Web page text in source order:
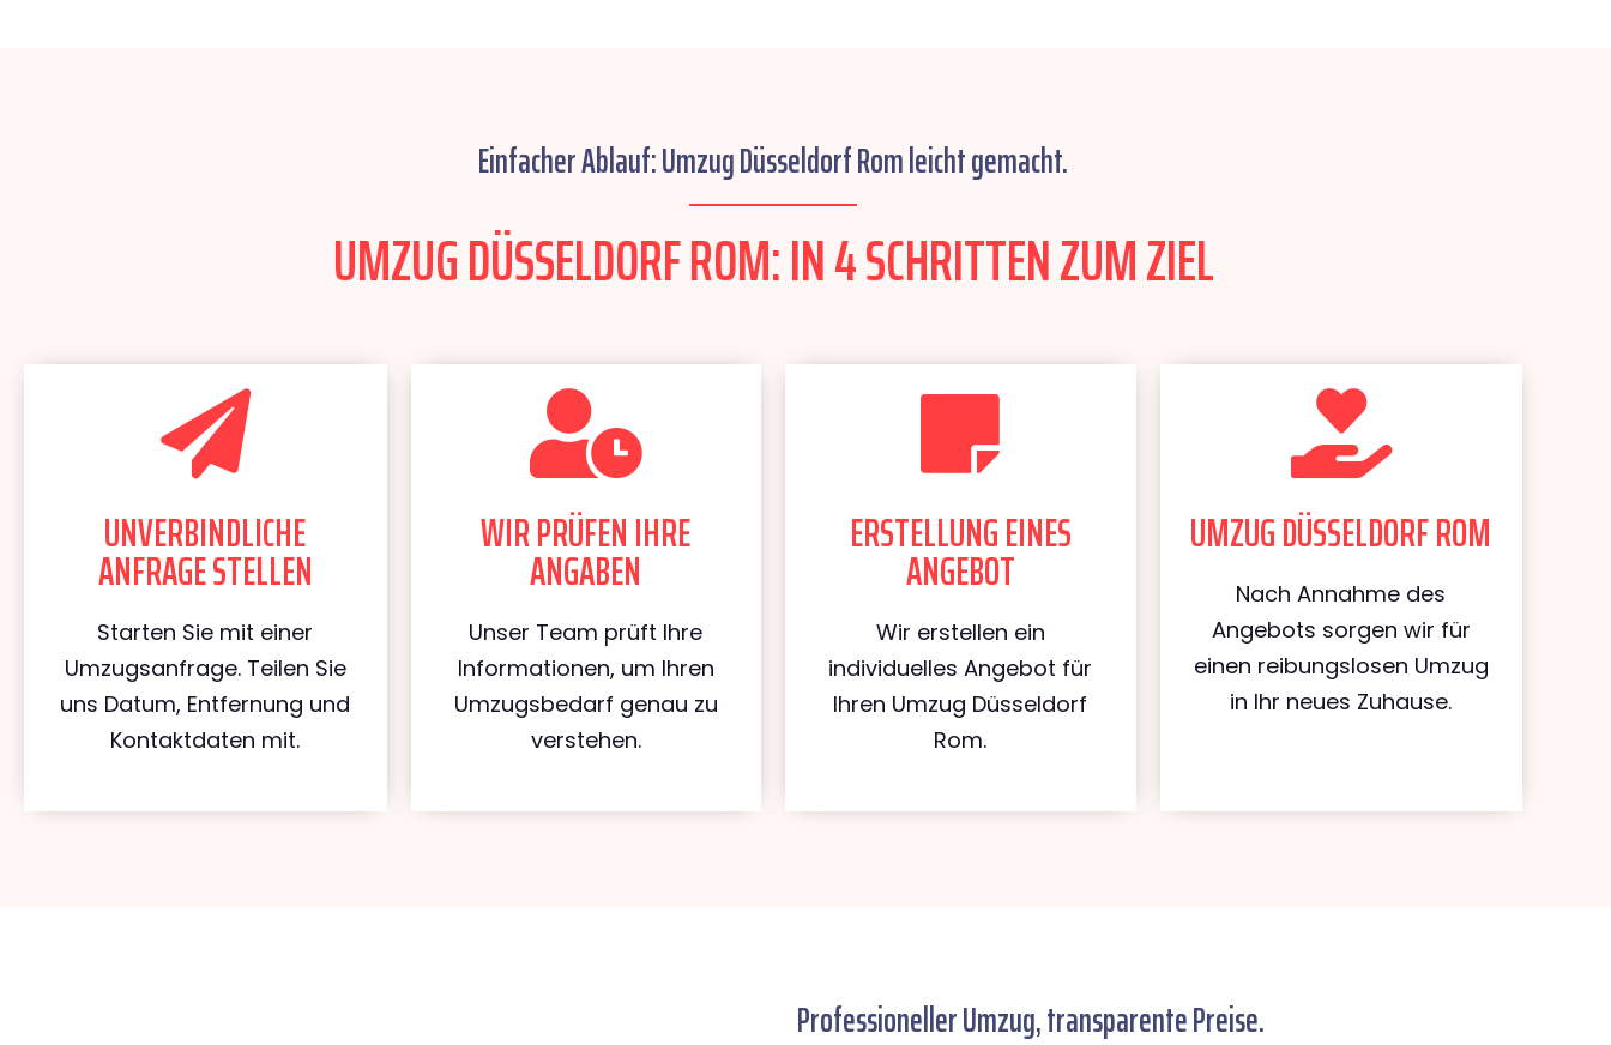
Einfacher Ablauf: Umzug Düsseldorf Rom leicht gemacht.
UMZUG DÜSSELDORF ROM: IN 4 SCHRITTEN ZUM ZIEL
UNVERBINDLICHE
ANFRAGE STELLEN
Starten Sie mit einer
Umzugsanfrage. Teilen Sie
uns Datum, Entfernung und
Kontaktdaten mit.
WIR PRÜFEN IHRE
ANGABEN
Unser Team prüft Ihre
Informationen, um Ihren
Umzugsbedarf genau zu
verstehen.
ERSTELLUNG EINES
ANGEBOT
Wir erstellen ein
individuelles Angebot für
Ihren Umzug Düsseldorf
Rom.
UMZUG DÜSSELDORF ROM
Nach Annahme des
Angebots sorgen wir für
einen reibungslosen Umzug
in Ihr neues Zuhause.
Professioneller Umzug, transparente Preise.